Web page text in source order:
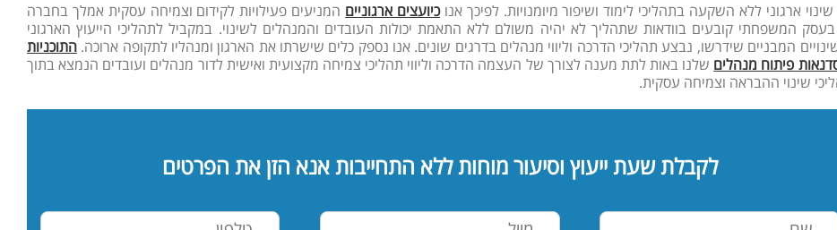
שינוי ארגוני ללא השקעה בתהליכי לימוד ושיפור מיומנויות. לפיכך אנוכיועצים ארגוניים המניעים פעילויות לקידום וצמיחה עסקית אמלך בחברה
המשפחתי קובעים בוודאות שתהליך לא יהיה משולם ללא התאמת יכולות העובדים והמנהלים לשינוי. במקביל לתהליכי הייעוץ הארגוני
המבניים שידרשו, נבצע תהליכי הדרכה וליווי מנהלים בדרגים שונים. אנו נספק כלים שישרתו את הארגון ומנהליו לתקופה ארוכה. התוכניות
פיתוח מנהלים שלנו באות לתת מענה לצורך של העצמה הדרכה וליווי תהליכי צמיחה מקצועית ואישית לדור מנהלים ועובדים הנמצא בתוך
שינוי ההבראה וצמיחה עסקית.
לקבלת שעת ייעוץ וסיעור מוחות ללא התחייבות אנא הזן את הפרטים